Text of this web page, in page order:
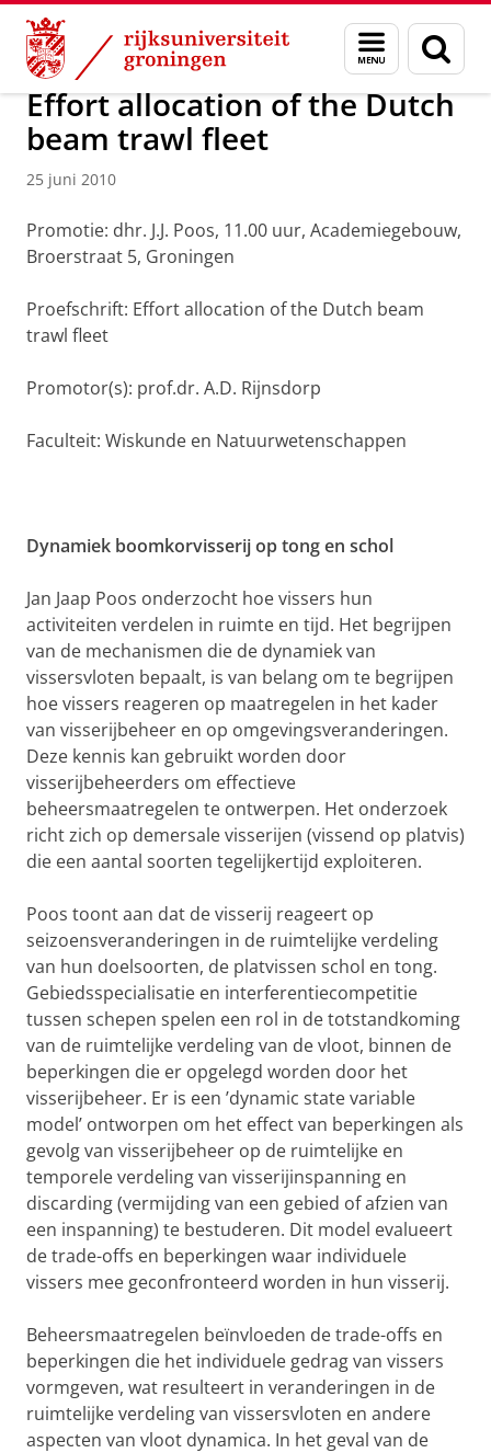
Skip
Content
Skip
Navigation
Menu
en
zoeken
Over ons Actueel Nieuws Nieuwsberichten
Effort allocation of the Dutch
beam trawl fleet
25 juni 2010
Promotie: dhr. J.J. Poos, 11.00 uur, Academiegebouw,
Broerstraat 5, Groningen
Proefschrift: Effort allocation of the Dutch beam
trawl fleet
Promotor(s): prof.dr. A.D. Rijnsdorp
Faculteit: Wiskunde en Natuurwetenschappen
Dynamiek boomkorvisserij op tong en schol
Jan Jaap Poos onderzocht hoe vissers hun
activiteiten verdelen in ruimte en tijd. Het begrijpen
van de mechanismen die de dynamiek van
vissersvloten bepaalt, is van belang om te begrijpen
hoe vissers reageren op maatregelen in het kader
van visserijbeheer en op omgevingsveranderingen.
Deze kennis kan gebruikt worden door
visserijbeheerders om effectieve
beheersmaatregelen te ontwerpen. Het onderzoek
richt zich op demersale visserijen (vissend op platvis)
die een aantal soorten tegelijkertijd exploiteren.
Poos toont aan dat de visserij reageert op
seizoensveranderingen in de ruimtelijke verdeling
van hun doelsoorten, de platvissen schol en tong.
Gebiedsspecialisatie en interferentiecompetitie
tussen schepen spelen een rol in de totstandkoming
van de ruimtelijke verdeling van de vloot, binnen de
beperkingen die er opgelegd worden door het
visserijbeheer. Er is een ’dynamic state variable
model’ ontworpen om het effect van beperkingen als
gevolg van visserijbeheer op de ruimtelijke en
temporele verdeling van visserijinspanning en
discarding (vermijding van een gebied of afzien van
een inspanning) te bestuderen. Dit model evalueert
de trade-offs en beperkingen waar individuele
vissers mee geconfronteerd worden in hun visserij.
Beheersmaatregelen beïnvloeden de trade-offs en
beperkingen die het individuele gedrag van vissers
vormgeven, wat resulteert in veranderingen in de
ruimtelijke verdeling van vissersvloten en andere
aspecten van vloot dynamica. In het geval van de